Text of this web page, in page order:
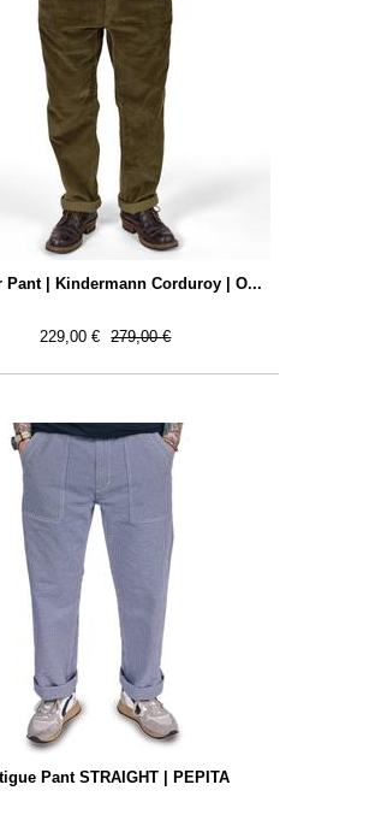
Pant | Kindermann Corduroy | O...
229,00 € 279,00 €
Pant STRAIGHT | PEPITA